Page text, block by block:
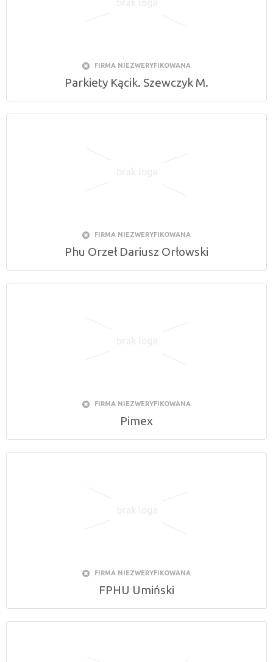
FIRMA NIEZWERYFIKOWANA
Parkiety Kącik. Szewczyk M.
FIRMA NIEZWERYFIKOWANA
Phu Orzeł Dariusz Orłowski
FIRMA NIEZWERYFIKOWANA
Pimex
FIRMA NIEZWERYFIKOWANA
FPHU Umiński